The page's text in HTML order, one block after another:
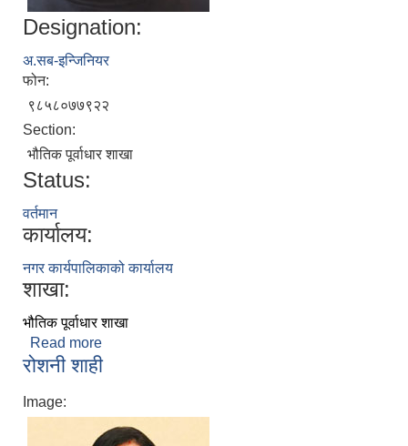
Designation:
अ.सब-इन्जिनियर
फोन:
९८५८०७७९२२
Section:
भौतिक पूर्वाधार शाखा
Status:
वर्तमान
कार्यालय:
नगर कार्यपालिकाको कार्यालय
शाखा:
भौतिक पूर्वाधार शाखा
Read more
रोशनी शाही
Image: